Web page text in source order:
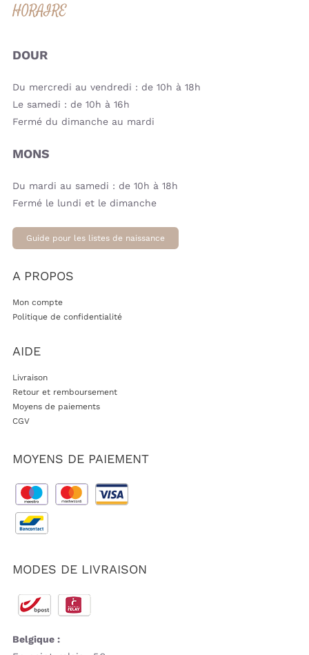
HORAIRE
DOUR
Du mercredi au vendredi : de 10h à 18h
Le samedi : de 10h à 16h
Fermé du dimanche au mardi
MONS
Du mardi au samedi : de 10h à 18h
Fermé le lundi et le dimanche
Guide pour les listes de naissance
A PROPOS
Mon compte
Politique de confidentialité
AIDE
Livraison
Retour et remboursement
Moyens de paiements
CGV
MOYENS DE PAIEMENT
MODES DE LIVRAISON
Belgique :